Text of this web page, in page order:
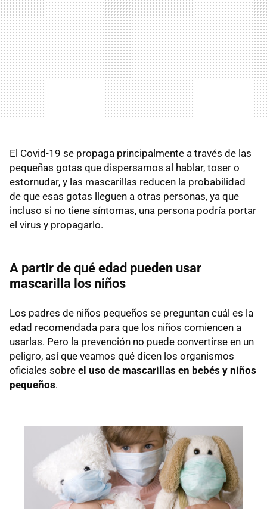
El Covid-19 se propaga principalmente a través de las
pequeñas gotas que dispersamos al hablar, toser o
estornudar, y las mascarillas reducen la probabilidad
de que esas gotas lleguen a otras personas, ya que
incluso si no tiene síntomas, una persona podría portar
el virus y propagarlo.
A partir de qué edad pueden usar
mascarilla los niños
Los padres de niños pequeños se preguntan cuál es la
edad recomendada para que los niños comiencen a
usarlas. Pero la prevención no puede convertirse en un
peligro, así que veamos qué dicen los organismos
oficiales sobre el uso de mascarillas en bebés y niños
pequeños.